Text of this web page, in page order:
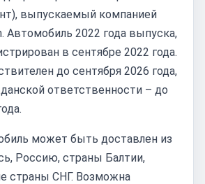
выпускаемый компанией
Автомобиль 2022 года выпуска,
в сентябре 2022 года.
до сентября 2026 года,
ответственности – до
может быть доставлен из
Россию, страны Балтии,
страны СНГ. Возможна